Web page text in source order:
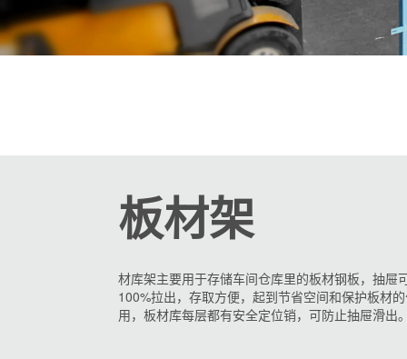
板材架
材库架主要用于存储车间仓库里的板材钢板，抽屉
100%拉出，存取方便，起到节省空间和保护板材
用，板材库每层都有安全定位销，可防止抽屉滑